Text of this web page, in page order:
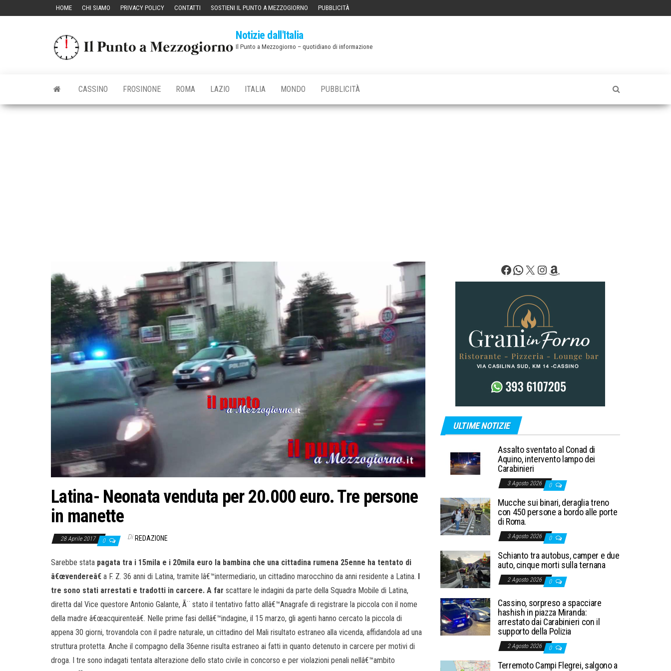
HOME CHI SIAMO PRIVACY POLICY CONTATTI SOSTIENI IL PUNTO A MEZZOGIORNO PUBBLICITÀ
Notizie dall'Italia
Il Punto a Mezzogiorno – quotidiano di informazione
CASSINO FROSINONE ROMA LAZIO ITALIA MONDO PUBBLICITÀ
Latina- Neonata venduta per 20.000 euro. Tre persone
in manette
28 Aprile 2017 0 Di REDAZIONE
Sarebbe stata pagata tra i 15mila e i 20mila euro la bambina che una cittadina rumena 25enne ha tentato di
â€œvendereâ€ a F. Z. 36 anni di Latina, tramite lâ€™intermediario, un cittadino marocchino da anni residente a Latina.
tre sono stati arrestati e tradotti in carcere. A far scattare le indagini da parte della Squadra Mobile di Latina,
diretta dal Vice questore Antonio Galante, Ã¨ stato il tentativo fatto allâ€™Anagrafe di registrare la piccola con il nome
della madre â€œacquirenteâ€. Nelle prime fasi dellâ€™indagine, il 15 marzo, gli agenti hanno cercato la piccola di
appena 30 giorni, trovandola con il padre naturale, un cittadino del Mali risultato estraneo alla vicenda, affidandola ad una
struttura protetta. Anche il compagno della 36enne risulta estraneo ai fatti in quanto detenuto in carcere per motivi di
droga. I tre sono indagati tentata alterazione dello stato civile in concorso e per violazioni penali nellâ€™ambito
Facebook
WhatsApp
X Instagram
Amazon
ULTIME NOTIZIE
Assalto sventato al Conad di
Aquino, intervento lampo dei
Carabinieri
3 Agosto 2026 0
Mucche sui binari, deraglia treno
con 450 persone a bordo alle porte
di Roma.
3 Agosto 2026 0
Schianto tra autobus, camper e due
auto, cinque morti sulla ternana
2 Agosto 2026 0
Cassino, sorpreso a spacciare
hashish in piazza Miranda:
arrestato dai Carabinieri con il
supporto della Polizia
2 Agosto 2026 0
Terremoto Campi Flegrei, salgono a